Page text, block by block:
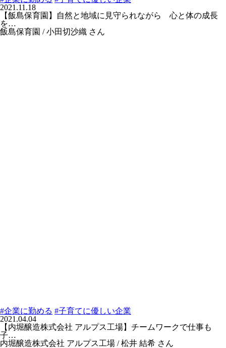
2021.11.18
【飯島保育園】自然と地域に見守られながら 心と体の成長
を…
飯島保育園 / 小田切沙織 さん
#企業に勤める #子育てに優しい企業
2021.04.04
【内堀醸造株式会社 アルプス工場】チームワークで仕事も
子…
内堀醸造株式会社 アルプス工場 / 松井 結希 さん